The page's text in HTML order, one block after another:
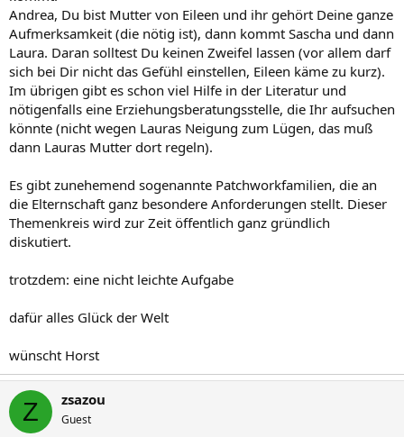
Andrea, Du bist Mutter von Eileen und ihr gehört Deine ganze
Aufmerksamkeit (die nötig ist), dann kommt Sascha und dann
Laura. Daran solltest Du keinen Zweifel lassen (vor allem darf
sich bei Dir nicht das Gefühl einstellen, Eileen käme zu kurz).
Im übrigen gibt es schon viel Hilfe in der Literatur und
nötigenfalls eine Erziehungsberatungsstelle, die Ihr aufsuchen
könnte (nicht wegen Lauras Neigung zum Lügen, das muß
dann Lauras Mutter dort regeln).
Es gibt zunehemend sogenannte Patchworkfamilien, die an
die Elternschaft ganz besondere Anforderungen stellt. Dieser
Themenkreis wird zur Zeit öffentlich ganz gründlich
diskutiert.
trotzdem: eine nicht leichte Aufgabe
dafür alles Glück der Welt
wünscht Horst
Z zsazou
Guest